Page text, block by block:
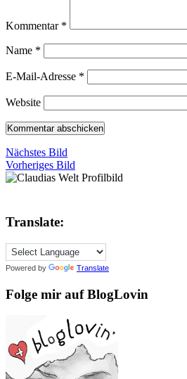
Kommentar *
Name *
E-Mail-Adresse *
Website
Nächstes Bild
Vorheriges Bild
Translate:
Powered by Translate
Folge mir auf BlogLovin